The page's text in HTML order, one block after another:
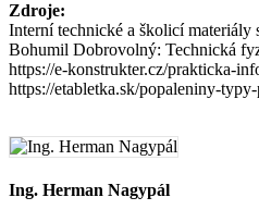
Zdroje:
Interní technické a školicí
Bohumil Dobrovolný: Technická
https://e-konstrukter.cz/prakticka-
https://etabletka.sk/popaleniny-
Ing. Herman Nagypál